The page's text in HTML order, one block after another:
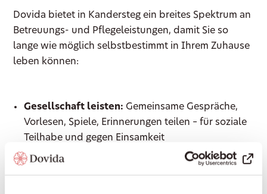
Dovida bietet in Kandersteg ein breites Spektrum an
Betreuungs- und Pflegeleistungen, damit Sie so
lange wie möglich selbstbestimmt in Ihrem Zuhause
leben können:
Gesellschaft leisten: Gemeinsame Gespräche,
Vorlesen, Spiele, Erinnerungen teilen – für soziale
Teilhabe und gegen Einsamkeit
Haushaltshilfe:
Unterstützung im Haushalt,